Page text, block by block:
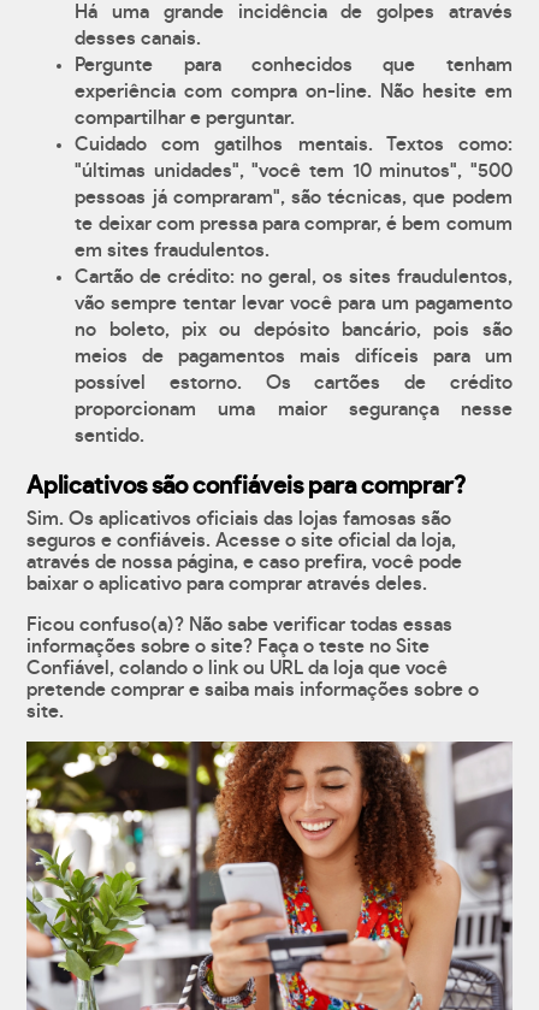
Há uma grande incidência de golpes através
desses canais.
Pergunte para conhecidos que tenham
experiência com compra on-line. Não hesite em
compartilhar e perguntar.
Cuidado com gatilhos mentais. Textos como:
"últimas unidades", "você tem 10 minutos", "500
pessoas já compraram", são técnicas, que podem
te deixar com pressa para comprar, é bem comum
em sites fraudulentos.
Cartão de crédito: no geral, os sites fraudulentos,
vão sempre tentar levar você para um pagamento
no boleto, pix ou depósito bancário, pois são
meios de pagamentos mais difíceis para um
possível estorno. Os cartões de crédito
proporcionam uma maior segurança nesse
sentido.
Aplicativos são confiáveis para comprar?
Sim. Os aplicativos oficiais das lojas famosas são
seguros e confiáveis. Acesse o site oficial da loja,
através de nossa página, e caso prefira, você pode
baixar o aplicativo para comprar através deles.
Ficou confuso(a)? Não sabe verificar todas essas
informações sobre o site? Faça o teste no Site
Confiável, colando o link ou URL da loja que você
pretende comprar e saiba mais informações sobre o
site.